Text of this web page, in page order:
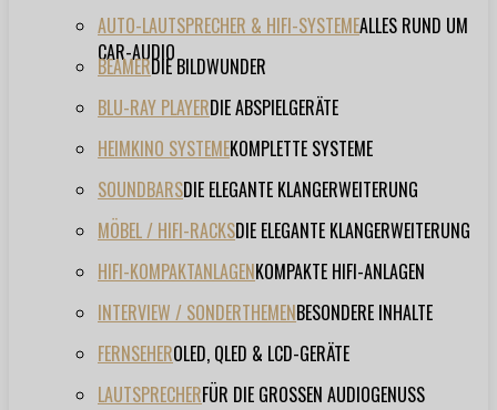
AUTO-LAUTSPRECHER & HIFI-SYSTEMEALLES RUND UM
CAR-AUDIO
BEAMERDIE BILDWUNDER
BLU-RAY PLAYERDIE ABSPIELGERÄTE
HEIMKINO SYSTEMEKOMPLETTE SYSTEME
SOUNDBARSDIE ELEGANTE KLANGERWEITERUNG
MÖBEL / HIFI-RACKSDIE ELEGANTE KLANGERWEITERUNG
HIFI-KOMPAKTANLAGENKOMPAKTE HIFI-ANLAGEN
INTERVIEW / SONDERTHEMENBESONDERE INHALTE
FERNSEHEROLED, QLED & LCD-GERÄTE
LAUTSPRECHERFÜR DIE GROSSEN AUDIOGENUSS